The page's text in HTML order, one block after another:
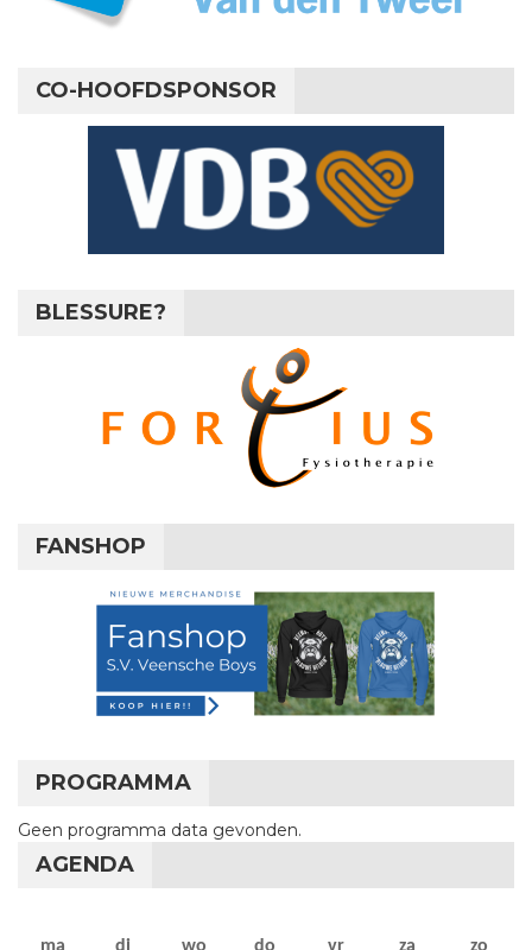
CO-HOOFDSPONSOR
BLESSURE?
FANSHOP
PROGRAMMA
Geen programma data gevonden.
AGENDA
ma maandag
di dinsdag
wo woensdag
do donderdag
vr vrijdag
za zaterdag
zo